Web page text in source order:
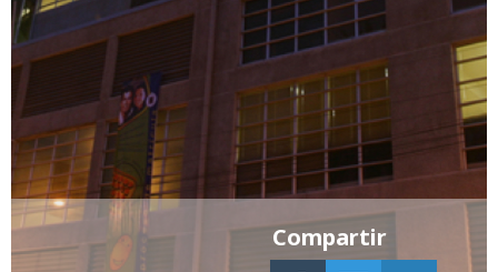
Compartir